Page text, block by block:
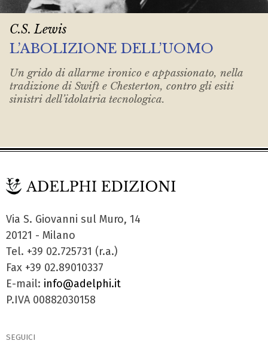
C.S. Lewis
L’ABOLIZIONE DELL’UOMO
Un grido di allarme ironico e appassionato, nella
tradizione di Swift e Chesterton, contro gli esiti
sinistri dell’idolatria tecnologica.
Via S. Giovanni sul Muro, 14
20121 - Milano
Tel. +39 02.725731 (r.a.)
Fax +39 02.89010337
E-mail: info@adelphi.it
P.IVA 00882030158
SEGUICI